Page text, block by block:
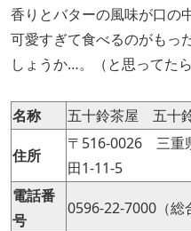
香りとバターの風味が口の
可愛すぎて食べるのがもっ
しょうか…。（と思ってた
名称 五十鈴茶屋 五十
住所
〒516-0026 三重
田1-11-5
電話番
号
0596-22-7000（総